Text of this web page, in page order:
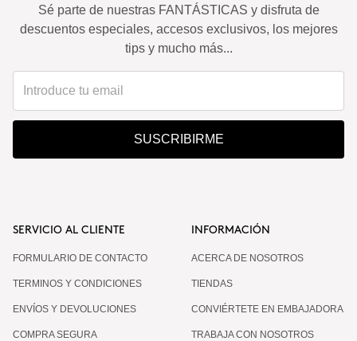
Sé parte de nuestras FANTÁSTICAS y disfruta de
descuentos especiales, accesos exclusivos, los mejores
tips y mucho más...
SUSCRIBIRME
SERVICIO AL CLIENTE
FORMULARIO DE CONTACTO
TERMINOS Y CONDICIONES
ENVÍOS Y DEVOLUCIONES
COMPRA SEGURA
INFORMACIÓN
ACERCA DE NOSOTROS
TIENDAS
CONVIÉRTETE EN EMBAJADORA
TRABAJA CON NOSOTROS